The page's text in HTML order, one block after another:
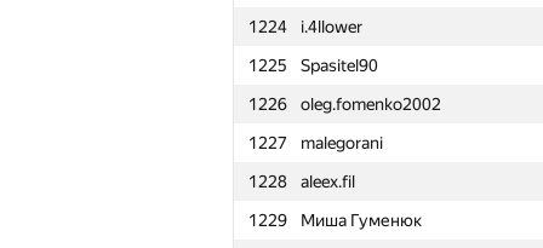
1224
i.4llower
1225
Spasitel90
1226
oleg.fomenko2002
1227
malegorani
1228
aleex.fil
1229
Миша Гуменюк
1201 slav6302
1202
Anton Älgmyr
1203
Alex.PKZDL
1204
Görre Mörre
1205
Артём Чернов
1206
shadowatyy